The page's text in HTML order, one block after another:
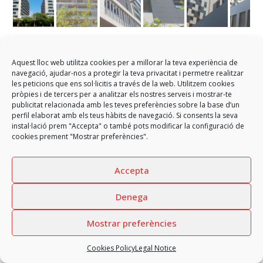
Aquest lloc web utilitza cookies per a millorar la teva experiència de
navegació, ajudar-nos a protegir la teva privacitat i permetre realitzar
les peticions que ens sol·licitis a través de la web. Utilitzem cookies
pròpies i de tercers per a analitzar els nostres serveis i mostrar-te
publicitat relacionada amb les teves preferències sobre la base d’un
perfil elaborat amb els teus hàbits de navegació. Si consents la seva
instal·lació prem "Accepta" o també pots modificar la configuració de
cookies prement "Mostrar preferències".
Accepta
Denega
Mostrar preferències
Cookies PolicyLegal Notice
Ponent Badalona development
Aluminium glassed enclosures for a housing promotion in
Badalona (Barcelona).
GARCIA FAURA, SL2026 - All rights reserved
Privacy Policy Social Networks
Internal information channel